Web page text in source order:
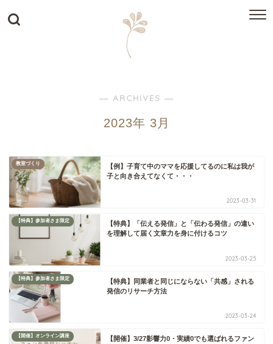
― ARCHIVES ―
2023年 3月
教室づくり
【例】子育て中のママを応援してるのに私は我が
子と向き合えてなくて・・・
2023-03-31
【特典】参加者さま限定
【特典】「伝える発信」と「伝わる発信」の違い
を理解して届く文章力を身に付けるコツ
2023-03-25
【特典】参加者さま限定
【特典】同業者と同じにならない「共感」される
発信のリサーチ方法
2023-03-24
【開催】オンライン講座
【開催】3/27影響力0・実績0でも選ばれるファン